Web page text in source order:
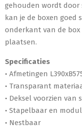
gehouden wordt door
kan je de boxen goed
onderkant van de box
plaatsen.
Specificaties
• Afmetingen
• Transparant
• Deksel voorzien van
• Stapelbaar en
• Nestbaar